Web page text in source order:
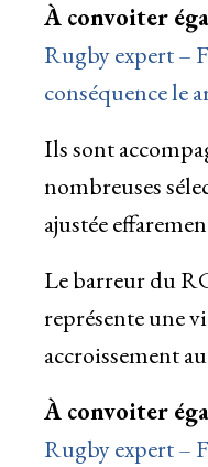
À convoiter
Rugby expert –
conséquence le
Ils sont
nombreuses
ajustée
Le barreur du
représente une
accroissement
À convoiter
Rugby expert –